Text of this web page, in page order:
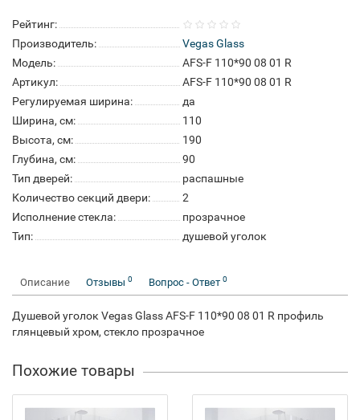
Рейтинг:
Производитель:
Vegas Glass
Модель:
AFS-F 110*90 08 01 R
Артикул:
AFS-F 110*90 08 01 R
Регулируемая ширина:
да
Ширина, см:
110
Высота, см:
190
Глубина, см:
90
Тип дверей:
распашные
Количество секций двери:
2
Исполнение стекла:
прозрачное
Тип:
душевой уголок
Описание Отзывы 0 Вопрос - Ответ 0
Душевой уголок Vegas Glass AFS-F 110*90 08 01 R профиль
глянцевый хром, стекло прозрачное
Похожие товары